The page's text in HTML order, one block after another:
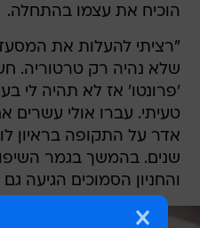
הוכיח את עצמו בהתחלה.
"רציתי להעלות את
שלא נהיה רק טרטוריה.
'פרונטו' אז לא תהיה לי
טעיתי. עברו אולי עשרים
אדר על התקופה בראיון
שנים. בהמשך בגמר
והחניון הסמוכים הגיעה